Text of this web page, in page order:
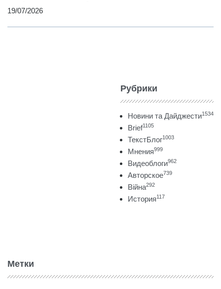
19/07/2026
Рубрики
Новини та Дайджести1534
Brief1105
ТекстБлог1003
Мнения999
Видеоблоги962
Авторское739
Війна292
История117
Метки